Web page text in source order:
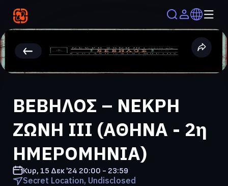
ΒΕΒΗΛΟΣ – ΝΕΚΡΗ
ΖΩΝΗ ΙΙI (ΑΘΗΝΑ - 2η
ΗΜΕΡΟΜΗΝΙΑ)
Κυρ, 15 Δεκ '24 20:00 - 23:59
Secret Location, Undisclosed